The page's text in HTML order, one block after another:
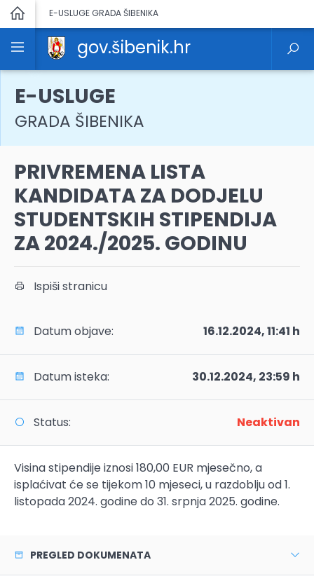
E-USLUGE GRADA ŠIBENIKA
gov.šibenik.hr
E-USLUGE
GRADA ŠIBENIKA
PRIVREMENA LISTA
KANDIDATA ZA DODJELU
STUDENTSKIH STIPENDIJA
ZA 2024./2025. GODINU
Ispiši stranicu
Datum objave: 16.12.2024, 11:41 h
Datum isteka: 30.12.2024, 23:59 h
Status: Neaktivan
Visina stipendije iznosi 180,00 EUR mjesečno, a
isplaćivat će se tijekom 10 mjeseci, u razdoblju od 1.
listopada 2024. godine do 31. srpnja 2025. godine.
PREGLED DOKUMENATA